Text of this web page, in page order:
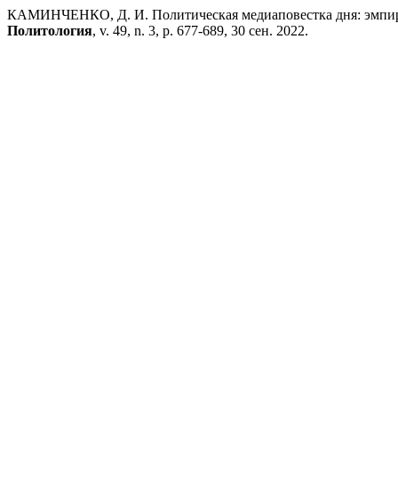
КАМИНЧЕНКО, Д. И. Политическая медиаповестка дня:
Политология, v. 49, n. 3, p. 677-689, 30 сен. 2022.